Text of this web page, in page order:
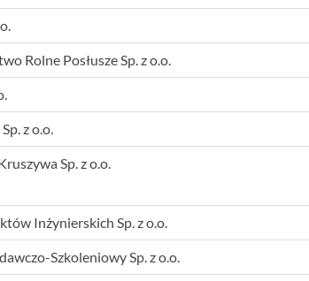
Rolne Posłusze Sp. z o.o.
z o.o.
Sp. z o.o.
Inżynierskich Sp. z o.o.
Szkoleniowy Sp. z o.o.